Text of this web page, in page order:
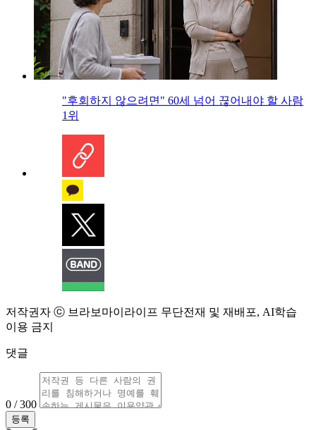
"후회하지 않으려면" 60세 넘어 끊어내야 할 사람
1위
저작권자 ⓒ 브라보마이라이프 무단전재 및 재배포, AI학습
이용 금지
댓글
0 / 300